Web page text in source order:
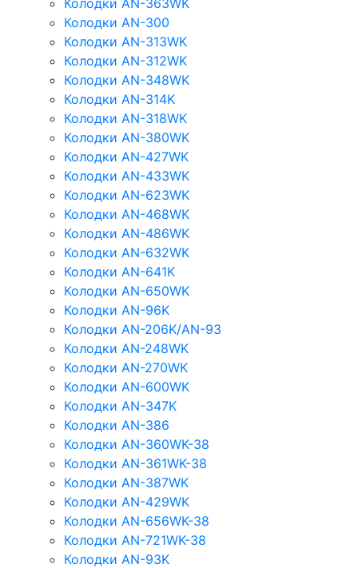
Колодки AN-363WK
Колодки AN-300
Колодки AN-313WK
Колодки AN-312WK
Колодки AN-348WK
Колодки AN-314K
Колодки AN-318WK
Колодки AN-380WK
Колодки AN-427WK
Колодки AN-433WK
Колодки AN-623WK
Колодки AN-468WK
Колодки AN-486WK
Колодки AN-632WK
Колодки AN-641K
Колодки AN-650WK
Колодки AN-96K
Колодки AN-206K/AN-93
Колодки AN-248WK
Колодки AN-270WK
Колодки AN-600WK
Колодки AN-347K
Колодки AN-386
Колодки AN-360WK-38
Колодки AN-361WK-38
Колодки AN-387WK
Колодки AN-429WK
Колодки AN-656WK-38
Колодки AN-721WK-38
Колодки AN-93K